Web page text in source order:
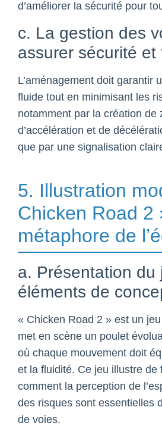
d’améliorer la sécurité pour
c. La gestion des
assurer sécurité et
L’aménagement doit garantir
fluide tout en minimisant les
notamment par la création de
d’accélération et de
que par une signalisation
5. Illustration
Chicken Road 2
métaphore de
a. Présentation du
éléments de
« Chicken Road 2 » est un
met en scène un poulet
où chaque mouvement doit
et la fluidité. Ce jeu illustre de
comment la perception de
des risques sont essentielles
de voies.